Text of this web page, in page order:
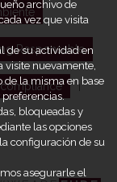
Responsable
archivo de
vez que visita
de su actividad en
visite nuevamente,
la misma en base
bloqueadas y
las opciones
configuración de su
asegurarle el